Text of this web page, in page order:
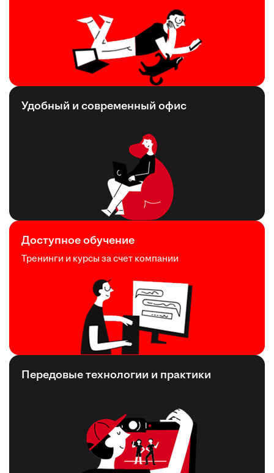
Удобный и современный офис
Доступное обучение
Тренинги и курсы за счет компании
Передовые технологии и практики